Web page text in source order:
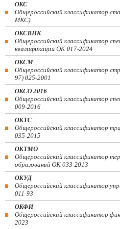
ОКС
Общероссийский классификатор
МКС)
ОКСВНК
Общероссийский классификатор
квалификации ОК 017-2024
ОКСМ
Общероссийский классификатор
97) 025-2001
ОКСО 2016
Общероссийский классификатор
009-2016
ОКТС
Общероссийский классификатор
035-2015
ОКТМО
Общероссийский классификатор
образований ОК 033-2013
ОКУД
Общероссийский классификатор
011-93
ОКФИ
Общероссийский классификатор
2023